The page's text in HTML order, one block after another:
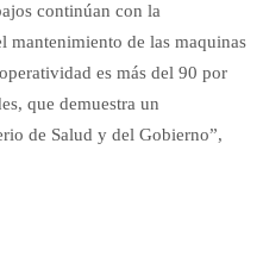
continúan con la
mantenimiento de las maquinas
es más del 90 por
que demuestra un
de Salud y del Gobierno”,